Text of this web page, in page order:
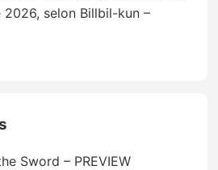
selon Billbil-kun –
Sword – PREVIEW